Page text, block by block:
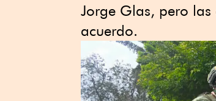
Jorge Glas, pero
acuerdo.